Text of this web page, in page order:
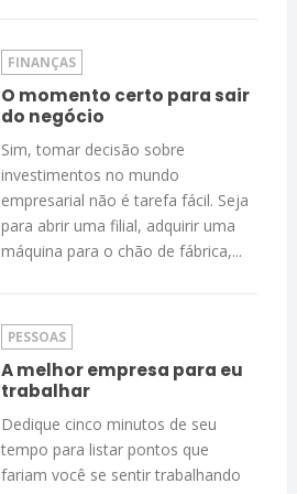
FINANÇAS
O momento certo para sair
do negócio
Sim, tomar decisão sobre
investimentos no mundo
empresarial não é tarefa fácil. Seja
para abrir uma filial, adquirir uma
máquina para o chão de fábrica,...
PESSOAS
A melhor empresa para eu
trabalhar
Dedique cinco minutos de seu
tempo para listar pontos que
fariam você se sentir trabalhando